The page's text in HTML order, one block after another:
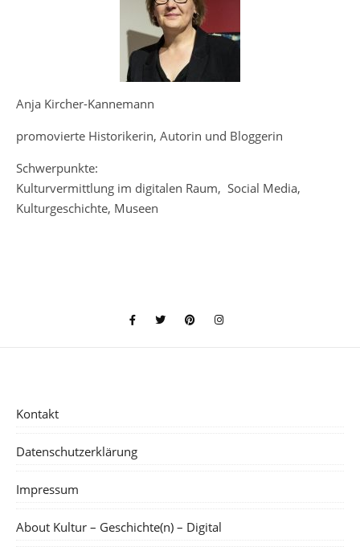
Anja Kircher-Kannemann
promovierte Historikerin, Autorin und Bloggerin
Schwerpunkte:
Kulturvermittlung im digitalen Raum, Social Media,
Kulturgeschichte, Museen
Kontakt
Datenschutzerklärung
Impressum
About Kultur – Geschichte(n) – Digital